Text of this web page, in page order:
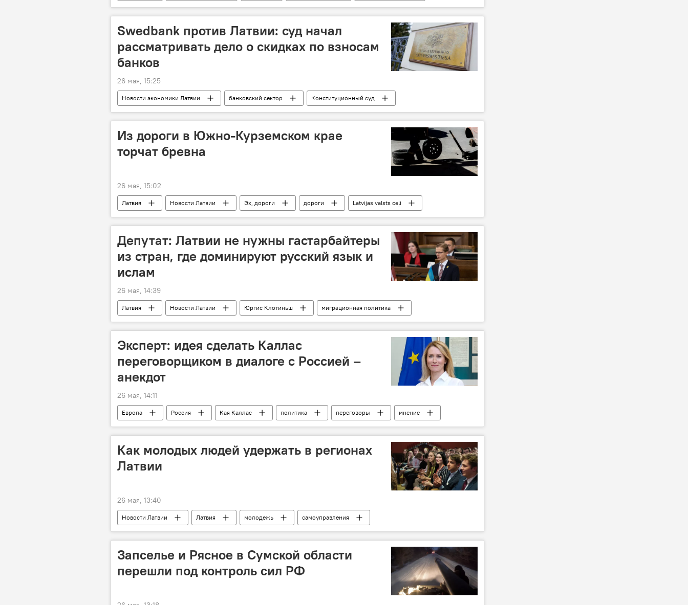
безопасность
НАТО
Swedbank против Латвии: суд начал
рассматривать дело о скидках по взносам
банков
26 мая, 15:25
Новости экономики Латвии банковский сектор
Конституционный суд
Swedbank
Из дороги в Южно-Курземском крае
торчат бревна
26 мая, 15:02
Латвия Новости Латвии Эх, дороги дороги Latvijas valsts ceļi
Депутат: Латвии не нужны гастарбайтеры
из стран, где доминируют русский язык и
ислам
26 мая, 14:39
Латвия Новости Латвии Юргис Клотиньш
миграционная политика
Филиппины
Новости политики Латвии
Эксперт: идея сделать Каллас
переговорщиком в диалоге с Россией –
анекдот
26 мая, 14:11
Европа Россия Кая Каллас политика переговоры мнение
Как молодых людей удержать в регионах
Латвии
26 мая, 13:40
Новости Латвии Латвия молодежь самоуправления
Запселье и Рясное в Сумской области
перешли под контроль сил РФ